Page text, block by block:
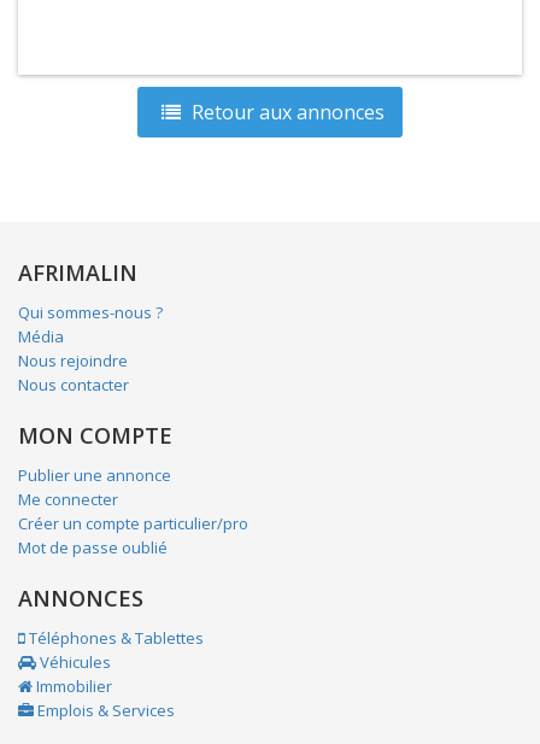
Retour aux annonces
AFRIMALIN
Qui sommes-nous ?
Média
Nous rejoindre
Nous contacter
MON COMPTE
Publier une annonce
Me connecter
Créer un compte particulier/pro
Mot de passe oublié
ANNONCES
Téléphones & Tablettes
Véhicules
Immobilier
Emplois & Services